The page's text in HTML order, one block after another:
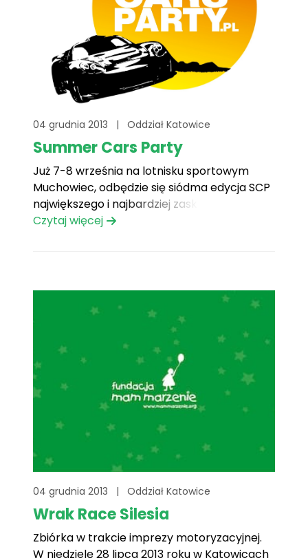
04 grudnia 2013 | Oddział Katowice
Summer Cars Party
Już 7-8 września na lotnisku sportowym
Muchowiec, odbędzie się siódma edycja SCP
największego i najbardziej zaskakującego
show motoryzacyjno-muzycznego w naszej
samochodów w jednym miejscu, spróbować
sił w zawodach na ¼ mili, wziąć udział w
rywalizacji[...]
Czytaj więcej
04 grudnia 2013 | Oddział Katowice
Wrak Race Silesia
Zbiórka w trakcie imprezy motoryzacyjnej.
W niedzielę 28 lipca 2013 roku w Katowicach